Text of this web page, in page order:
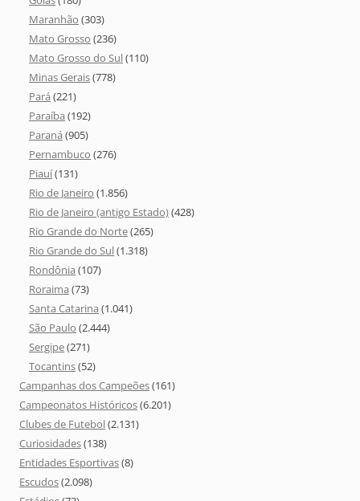
Maranhão (303)
Mato Grosso (236)
Mato Grosso do Sul(110)
Minas Gerais(778)
Pará (221)
Paraíba (192)
Paraná (905)
Pernambuco (276)
Piauí(131)
Rio de Janeiro (1.856)
Rio de Janeiro (antigo Estado)(428)
Rio Grande do Norte(265)
Rio Grande do Sul(1.318)
Rondônia (107)
Roraima (73)
Santa Catarina (1.041)
São Paulo (2.444)
Sergipe(271)
Tocantins(52)
Campanhas dos Campeões(161)
Campeonatos Históricos(6.201)
Clubes de Futebol(2.131)
Curiosidades(138)
Entidades Esportivas(8)
Escudos(2.098)